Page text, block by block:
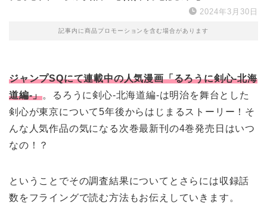
2024年3月30日
記事内に商品プロモーションを含む場合があります
ジャンプSQにて連載中の人気漫画「るろうに剣心-北海
道編-」。るろうに剣心-北海道編-は明治を舞台とした
剣心が東京について5年後からはじまるストーリー！そ
んな人気作品の気になる次巻最新刊の4巻発売日はいつ
なの！？
ということでその調査結果についてとさらには収録話
数をフライングで読む方法もお伝えしていきます。